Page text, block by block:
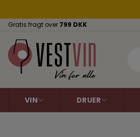
Gratis fragt over 799 DKK
VIN DRUER